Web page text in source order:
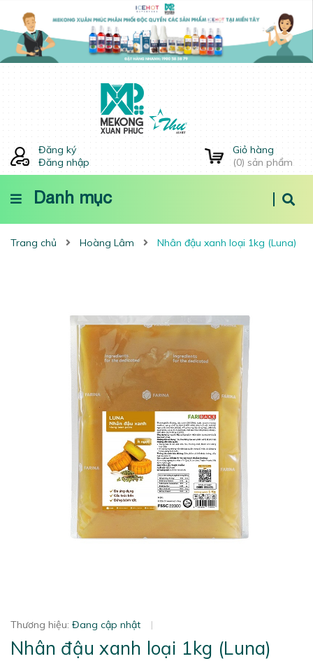
Đăng ký
Đăng nhập
Giỏ hàng
(0) sản phẩm
Danh mục
Trang chủ Hoàng Lâm Nhân đậu xanh loại 1kg (Luna)
Thương hiệu: Đang cập nhật |
Nhân đậu xanh loại 1kg (Luna)